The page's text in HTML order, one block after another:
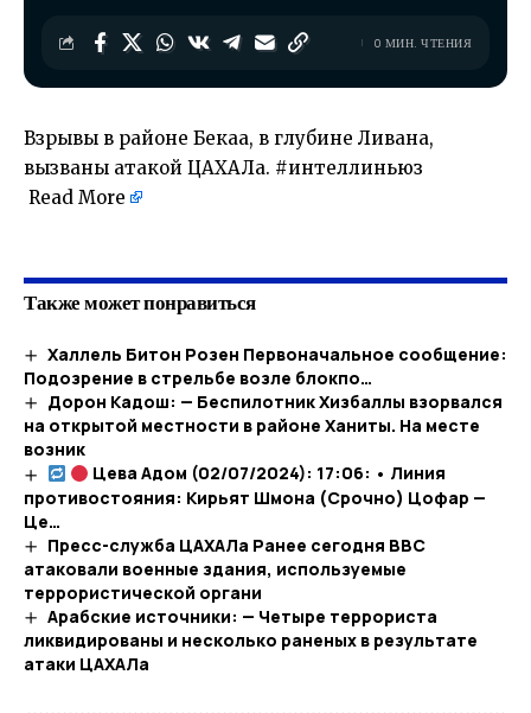
0 МИН. ЧТЕНИЯ
Взрывы в районе Бекаа, в глубине Ливана,
вызваны атакой ЦАХАЛа. #интеллиньюз
Read More
Также может понравиться
Халлель Битон Розен Первоначальное сообщение:
Подозрение в стрельбе возле блокпо…​
Дорон Кадош: — Беспилотник Хизбаллы взорвался
на открытой местности в районе Ханиты. На месте
возник
Цева Адом (02/07/2024): 17:06: • Линия
противостояния: Кирьят Шмона (Срочно) Цофар —
Це…​
Пресс-служба ЦАХАЛа Ранее сегодня ВВС
атаковали военные здания, используемые
террористической органи
Арабские источники: — Четыре террориста
ликвидированы и несколько раненых в результате
атаки ЦАХАЛа